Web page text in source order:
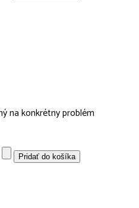
na konkrétny problém